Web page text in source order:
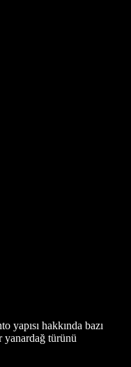
hakkında bazı
yanardağ türünü